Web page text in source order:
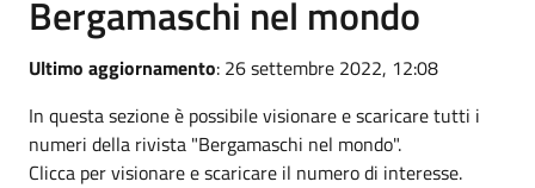
Bergamaschi nel mondo
Ultimo aggiornamento: 26 settembre 2022, 12:08
In questa sezione è possibile visionare e scaricare tutti i
numeri della rivista "Bergamaschi nel mondo".
Clicca per visionare e scaricare il numero di interesse.